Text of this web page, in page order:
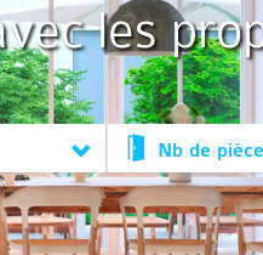
les
Nb de